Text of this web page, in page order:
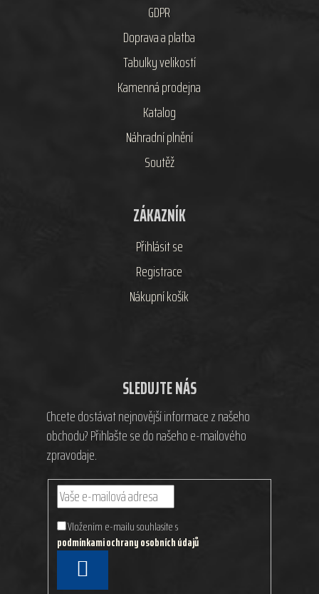
GDPR
Doprava a platba
Tabulky velikostí
Kamenná prodejna
Katalog
Náhradní plnění
Soutěž
ZÁKAZNÍK
Přihlásit se
Registrace
Nákupní košík
SLEDUJTE NÁS
Chcete dostávat nejnovější informace z našeho
obchodu? Přihlašte se do našeho e-mailového
zpravodaje.
Vložením e-mailu souhlasíte s
podmínkami ochrany osobních údajů